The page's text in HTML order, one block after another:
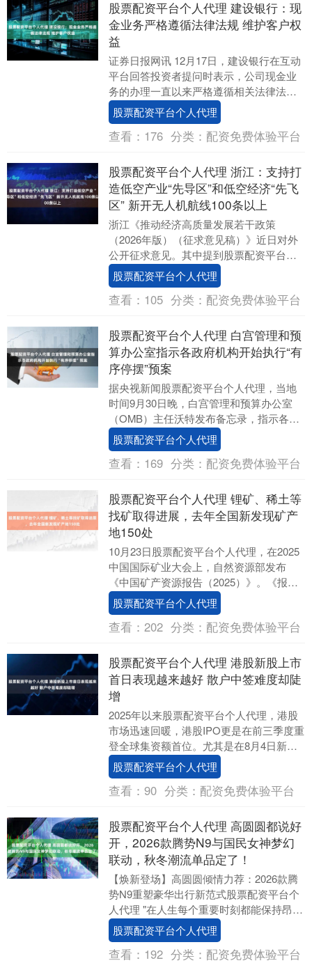
股票配资平台个人代理 建设银行：现
金业务严格遵循法律法规 维护客户权
益
证券日报网讯 12月17日，建设银行在互动
平台回答投资者提问时表示，公司现金业
务的办理一直以来严格遵循相关法律法
规，切实维护客户合法权益，欢迎广大客
户监督。 （....
股票配资平台个人代理
查看： 176 分类： 配资免费体验平台
股票配资平台个人代理 浙江：支持打
造低空产业“先导区”和低空经济“先飞
区” 新开无人机航线100条以上
浙江《推动经济高质量发展若干政策
（2026年版）（征求意见稿）》近日对外
公开征求意见。其中提到股票配资平台个
人代理股票配资平台个人代理，推动民航
强省建设和低空经....
股票配资平台个人代理
查看： 105 分类： 配资免费体验平台
股票配资平台个人代理 白宫管理和预
算办公室指示各政府机构开始执行“有
序停摆”预案
据央视新闻股票配资平台个人代理，当地
时间9月30日晚，白宫管理和预算办公室
（OMB）主任沃特发布备忘录，指示各政
府机构开始执行其有序停摆的预案。沃特
在美国政府资....
股票配资平台个人代理
查看： 169 分类： 配资免费体验平台
股票配资平台个人代理 锂矿、稀土等
找矿取得进展，去年全国新发现矿产
地150处
10月23日股票配资平台个人代理，在2025
中国国际矿业大会上，自然资源部发布
《中国矿产资源报告（2025）》。《报
告》显示，2024年，我国地质勘查投资
115....
股票配资平台个人代理
查看： 202 分类： 配资免费体验平台
股票配资平台个人代理 港股新股上市
首日表现越来越好 散户中签难度却陡
增
2025年以来股票配资平台个人代理，港股
市场迅速回暖，港股IPO更是在前三季度重
登全球集资额首位。尤其是在8月4日新股
定价机制改革新规正式实施后，港股新股
上市首....
股票配资平台个人代理
查看： 90 分类： 配资免费体验平台
股票配资平台个人代理 高圆圆都说好
开，2026款腾势N9与国民女神梦幻
联动，秋冬潮流单品定了！
【焕新登场】高圆圆倾情力荐：2026款腾
势N9重塑豪华出行新范式股票配资平台个
人代理 "在人生每个重要时刻都能保持昂扬
姿态"，这正是"腾势"二字蕴含的深意。9
月....
股票配资平台个人代理
查看： 192 分类： 配资免费体验平台